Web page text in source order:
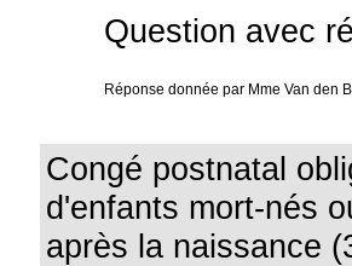
Question avec
Réponse donnée par Mme Van den
Congé postnatal
d'enfants mort-nés
après la naissance